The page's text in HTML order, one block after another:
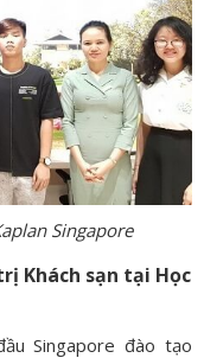
Singapore
Khách sạn tại Học
Singapore đào tạo